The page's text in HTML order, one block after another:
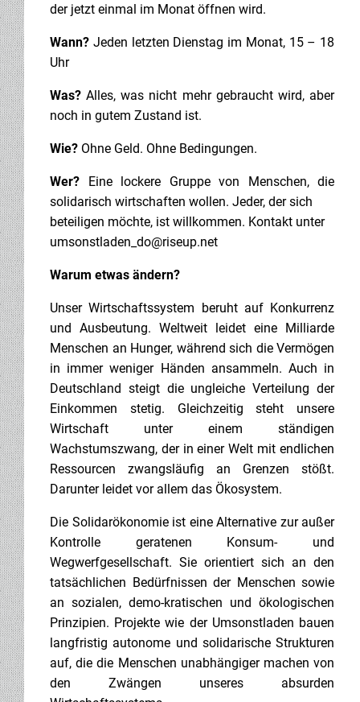
der jetzt einmal im Monat öffnen wird.
Wann? Jeden letzten Dienstag im Monat, 15 – 18
Uhr
Was? Alles, was nicht mehr gebraucht wird, aber
noch in gutem Zustand ist.
Wie? Ohne Geld. Ohne Bedingungen.
Wer? Eine lockere Gruppe von Menschen, die
solidarisch wirtschaften wollen. Jeder, der sich
beteiligen möchte, ist willkommen. Kontakt unter
umsonstladen_do@riseup.net
Warum etwas ändern?
Unser Wirtschaftssystem beruht auf Konkurrenz
und Ausbeutung. Weltweit leidet eine Milliarde
Menschen an Hunger, während sich die Vermögen
in immer weniger Händen ansammeln. Auch in
Deutschland steigt die ungleiche Verteilung der
Einkommen stetig. Gleichzeitig steht unsere
Wirtschaft unter einem ständigen
Wachstumszwang, der in einer Welt mit endlichen
Ressourcen zwangsläufig an Grenzen stößt.
Darunter leidet vor allem das Ökosystem.
Die Solidarökonomie ist eine Alternative zur außer
Kontrolle geratenen Konsum- und
Wegwerfgesellschaft. Sie orientiert sich an den
tatsächlichen Bedürfnissen der Menschen sowie
an sozialen, demo-kratischen und ökologischen
Prinzipien. Projekte wie der Umsonstladen bauen
langfristig autonome und solidarische Strukturen
auf, die die Menschen unabhängiger machen von
den Zwängen unseres absurden